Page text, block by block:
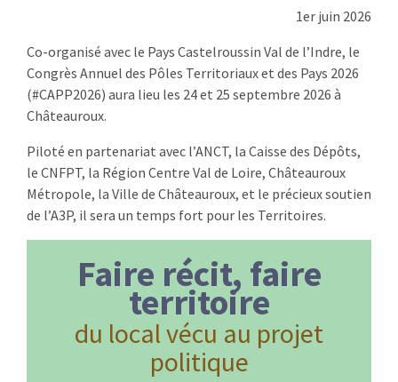
1er juin 2026
Co-organisé avec le Pays Castelroussin Val de l’Indre, le
Congrès Annuel des Pôles Territoriaux et des Pays 2026
(#CAPP2026) aura lieu les 24 et 25 septembre 2026 à
Châteauroux.
Piloté en partenariat avec l’ANCT, la Caisse des Dépôts,
le CNFPT, la Région Centre Val de Loire, Châteauroux
Métropole, la Ville de Châteauroux, et le précieux soutien
de l’A3P, il sera un temps fort pour les Territoires.
Faire récit, faire
territoire
du local vécu au projet
politique